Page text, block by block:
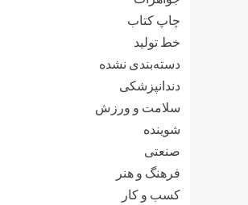
چاپ کتاب
خط تولید
دسته‌بندی نشده
دندانپزشکی
سلامت و ورزش
شوینده
صنعتی
فرهنگ و هنر
کسب و کار